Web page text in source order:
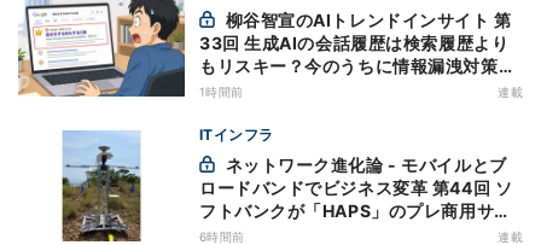
33回 生成AIの会話履歴は検索履歴より
もリスキー？今のうちに情報漏洩対策を
万全にしておこう
1時間前 連載
ITインフラ
ロードバンドでビジネス変革 第44回 ソ
フトバンクが「HAPS」のプレ商用サー
ビス開始を表明、本格的な商用展開のめ
6時間前 連載